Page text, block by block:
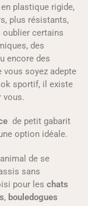
plastique rigide,
plus résistants,
oublier certains
des
encore des
vous soyez adepte
sportif, il existe
vous.
de petit gabarit
option idéale.
de se
sans
pour les chats
, bouledogues